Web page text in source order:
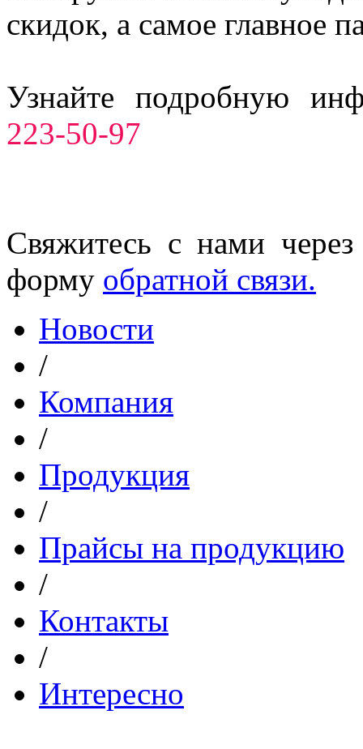
скидок, а самое главное
Узнайте подробную
223-50-97
Свяжитесь с нами
форму обратной связи.
Новости
/
Компания
/
Продукция
/
Прайсы на продукцию
/
Контакты
/
Интересно